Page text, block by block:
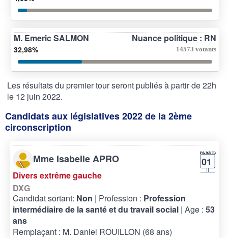
M. Emeric SALMON Nuance politique : RN
32,98% 14573 votants
Les résultats du premier tour seront publiés à partir de 22h
le 12 juin 2022.
Candidats aux législatives 2022 de la 2ème
circonscription
Mme Isabelle APRO 01
Divers extrême gauche
DXG
Candidat sortant: Non | Profession : Profession
intermédiaire de la santé et du travail social | Age : 53
ans
Remplaçant : M. Daniel ROUILLON (68 ans)